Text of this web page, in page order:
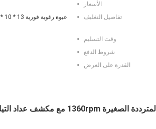
الأسعار:
تفاصيل التغليف:
وقت التسليم:
شروط الدفع:
القدرة على العرض: